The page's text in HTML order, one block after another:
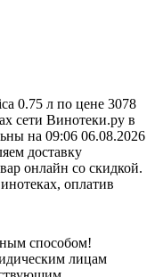
0.75 л по цене 3078
сети Винотеки.ру в
на 09:06 06.08.2026
доставку
онлайн со скидкой.
оплатив
способом!
лицам